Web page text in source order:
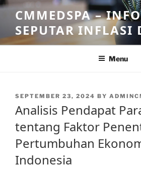
Skip
content
CMMEDSPA –
SEPUTAR INFLASI
Menu
POSTED
SEPTEMBER 23, 2024 BY
Analisis Pendapat
tentang Faktor
Pertumbuhan
Indonesia